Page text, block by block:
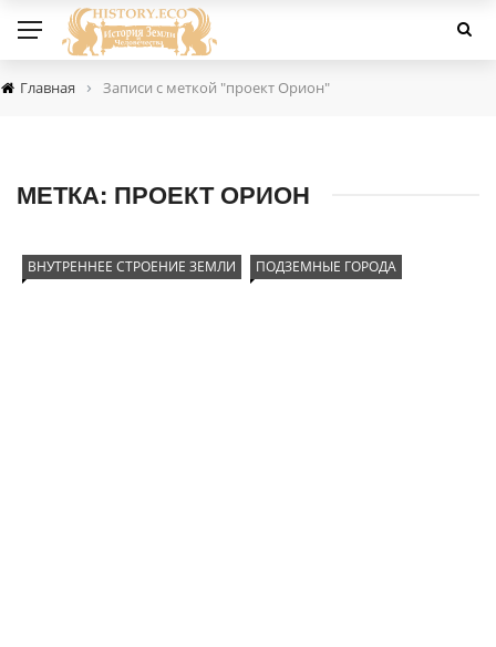
Главная › Записи с меткой "проект Орион"
МЕТКА: ПРОЕКТ ОРИОН
ВНУТРЕННЕЕ СТРОЕНИЕ ЗЕМЛИ ПОДЗЕМНЫЕ ГОРОДА